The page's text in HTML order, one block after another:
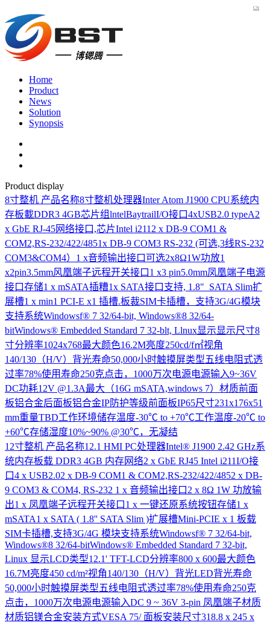
CN
Home
Product
News
Solution
Synopsis
Product display
8寸整机 产品名称8寸整机处理器Inter Atom J1900 CPU系统内
存板載DDR3 4GB芯片组lntelBaytrailI/O接口4xUSB2.0 typeA2
x GbE RJ-45网络接口,芯片Intel i2112 x DB-9 COM1 &
COM2,RS-232/422/4851x DB-9 COM3 RS-232 (可选,3线RS-232
COM3&COM4）1 x音频输出接口可选2x8Ω1W功放1
x2pin3.5mm风凰端子远程开关接口1 x3 pin5.0mm凤凰端子电源
接口存储1 x mSATA插糟1x SATA接口支持, 1.8" SATA Slim扩
展槽1 x min1 PCI-E x1 插槽.板裁SIM卡插槽，支持3G/4G模块
支持系统Windowsf® 7 32/64-bit, Windows®8 32/64-
bitWindows® Embedded Standard 7 32-blt, Llnux显示显示尺寸8
寸分辨率1024x768最大颜色16.2M亮度250cd/f㎡视角
140/130（H/V）背光寿命50,000小时触摸屏类型五线电阻式透
过率78%使用寿命250克点击，1000万次电源电源输入9~36V
DC功耗12V @1.3A最大（16G mSATA,windows 7）材质前面
板铝合金后面板铝合金IP防护等级前面板IP65尺寸231x176x51
mm重量TBD工作环境储存温度-30℃ to +70℃工作温度-20℃ to
+60℃存储湿度10%~90% @30℃，无凝结
12寸整机 产品名称12.1 HMI PC处理器Intel® J1900 2.42 GHz系
统内存板载 DDR3 4GB 内存网络2 x GbE RJ45 Intel i211I/O接
口4 x USB2.02 x DB-9 COM1 & COM2,RS-232/422/4852 x DB-
9 COM3 & COM4, RS-232 1 x 音频输出接口2 x 8Ω 1W 功放输
出1 x 凤凰端子远程开关接口1 x 一键还原系统按钮存储1 x
mSATA1 x SATA ( 1.8'' SATA Slim )扩展槽Mini-PCIE x 1 板载
SIM卡插槽,支持3G/4G 模块支持系统Windowsf® 7 32/64-bit,
Windows®8 32/64-bitWindows® Embedded Standard 7 32-bit,
Linux 显示LCD类型12.1' TFT-LCD分辨率800 x 600最大颜色
16.7M亮度450 cd/m²视角140/130（H/V）背光LED背光寿命
50,000小时触摸屏类型五线电阻式透过率78%使用寿命250克
点击，1000万次电源电源输入DC 9 ~ 36V 3-pin 凤凰端子材质
材质铝镁合金安装方式VESA 75/ 面板安装尺寸318.8 x 245 x